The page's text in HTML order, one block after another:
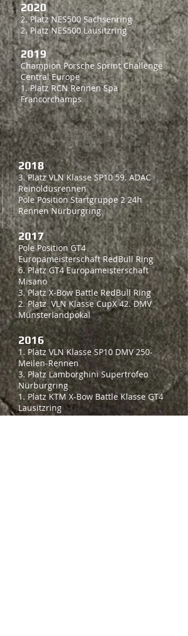
2020
2. Platz NES500 Sachsenring
2. Platz NES500 Lausitzring
2019
Champion Porsche Sprint Challenge
Central Europe
1. Platz RCN Rennen Spa
Francorchamps
2018
3. Platz VLN Klasse SP10 59. ADAC
Reinoldusrennen
Pole Position Startgruppe 2 24h
Rennen Nürburgring
2017
Pole Position GT4
Europameisterschaft RedBull Ring
6. Platz GT4 Europameisterschaft
Misano
3. Platz X-Bow Battle RedBull Ring
2. Platz VLN Klasse CupX 42. DMV
Münsterlandpokal
2016
1. Platz VLN Klasse SP10 DMV 250-
Meilen-Rennen
3. Platz Lamborghini Supertrofeo
Nürburgring
1. Platz KTM X-Bow Battle Klasse GT4
Lausitzring